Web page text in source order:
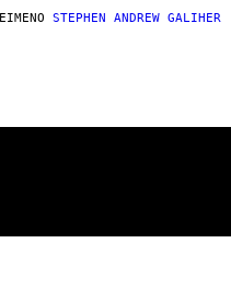
STEPHEN ANDREW GALIHER